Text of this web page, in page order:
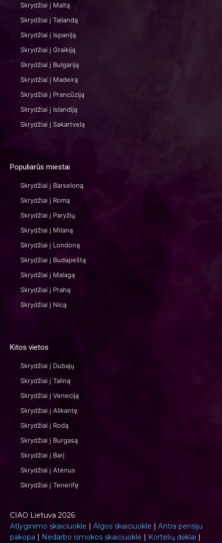
Skrydžiai į Maltą
Skrydžiai į Tailandą
Skrydžiai į Ispaniją
Skrydžiai į Graikiją
Skrydžiai į Bulgariją
Skrydžiai į Madeirą
Skrydžiai į Prancūziją
Skrydžiai į Islandiją
Skrydžiai į Sakartvelą
Populiarūs miestai
Skrydžiai į Barseloną
Skrydžiai į Romą
Skrydžiai į Paryžių
Skrydžiai į Milaną
Skrydžiai į Londoną
Skrydžiai į Budapeštą
Skrydžiai į Malagą
Skrydžiai į Prahą
Skrydžiai į Nicą
Kitos vietos
Skrydžiai į Dubajų
Skrydžiai į Taliną
Skrydžiai į Veneciją
Skrydžiai į Alikantę
Skrydžiai į Rodą
Skrydžiai į Burgasą
Skrydžiai į Barį
Skrydžiai į Atėnus
Skrydžiai į Tenerifę
CIAO Lietuva 2026
Atlyginimo skaiciuokle | Algos skaiciuokle | Antra pensiju
pakopa | Nedarbo ismokos skaiciuokle | Kortelių dėklai |